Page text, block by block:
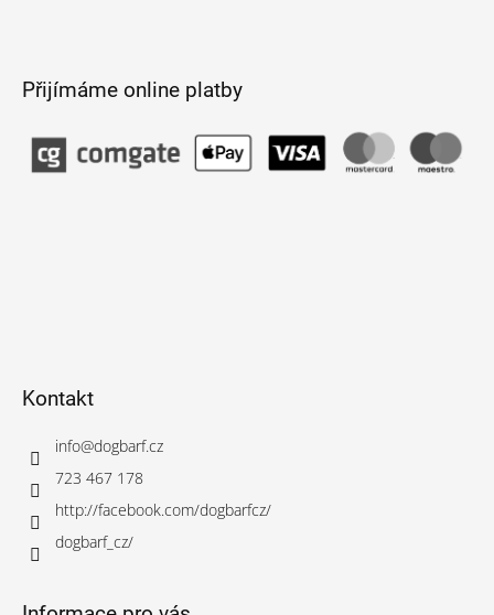
Přijímáme online platby
Kontakt
info@dogbarf.cz
723 467 178
http://facebook.com/dogbarfcz/
dogbarf_cz/